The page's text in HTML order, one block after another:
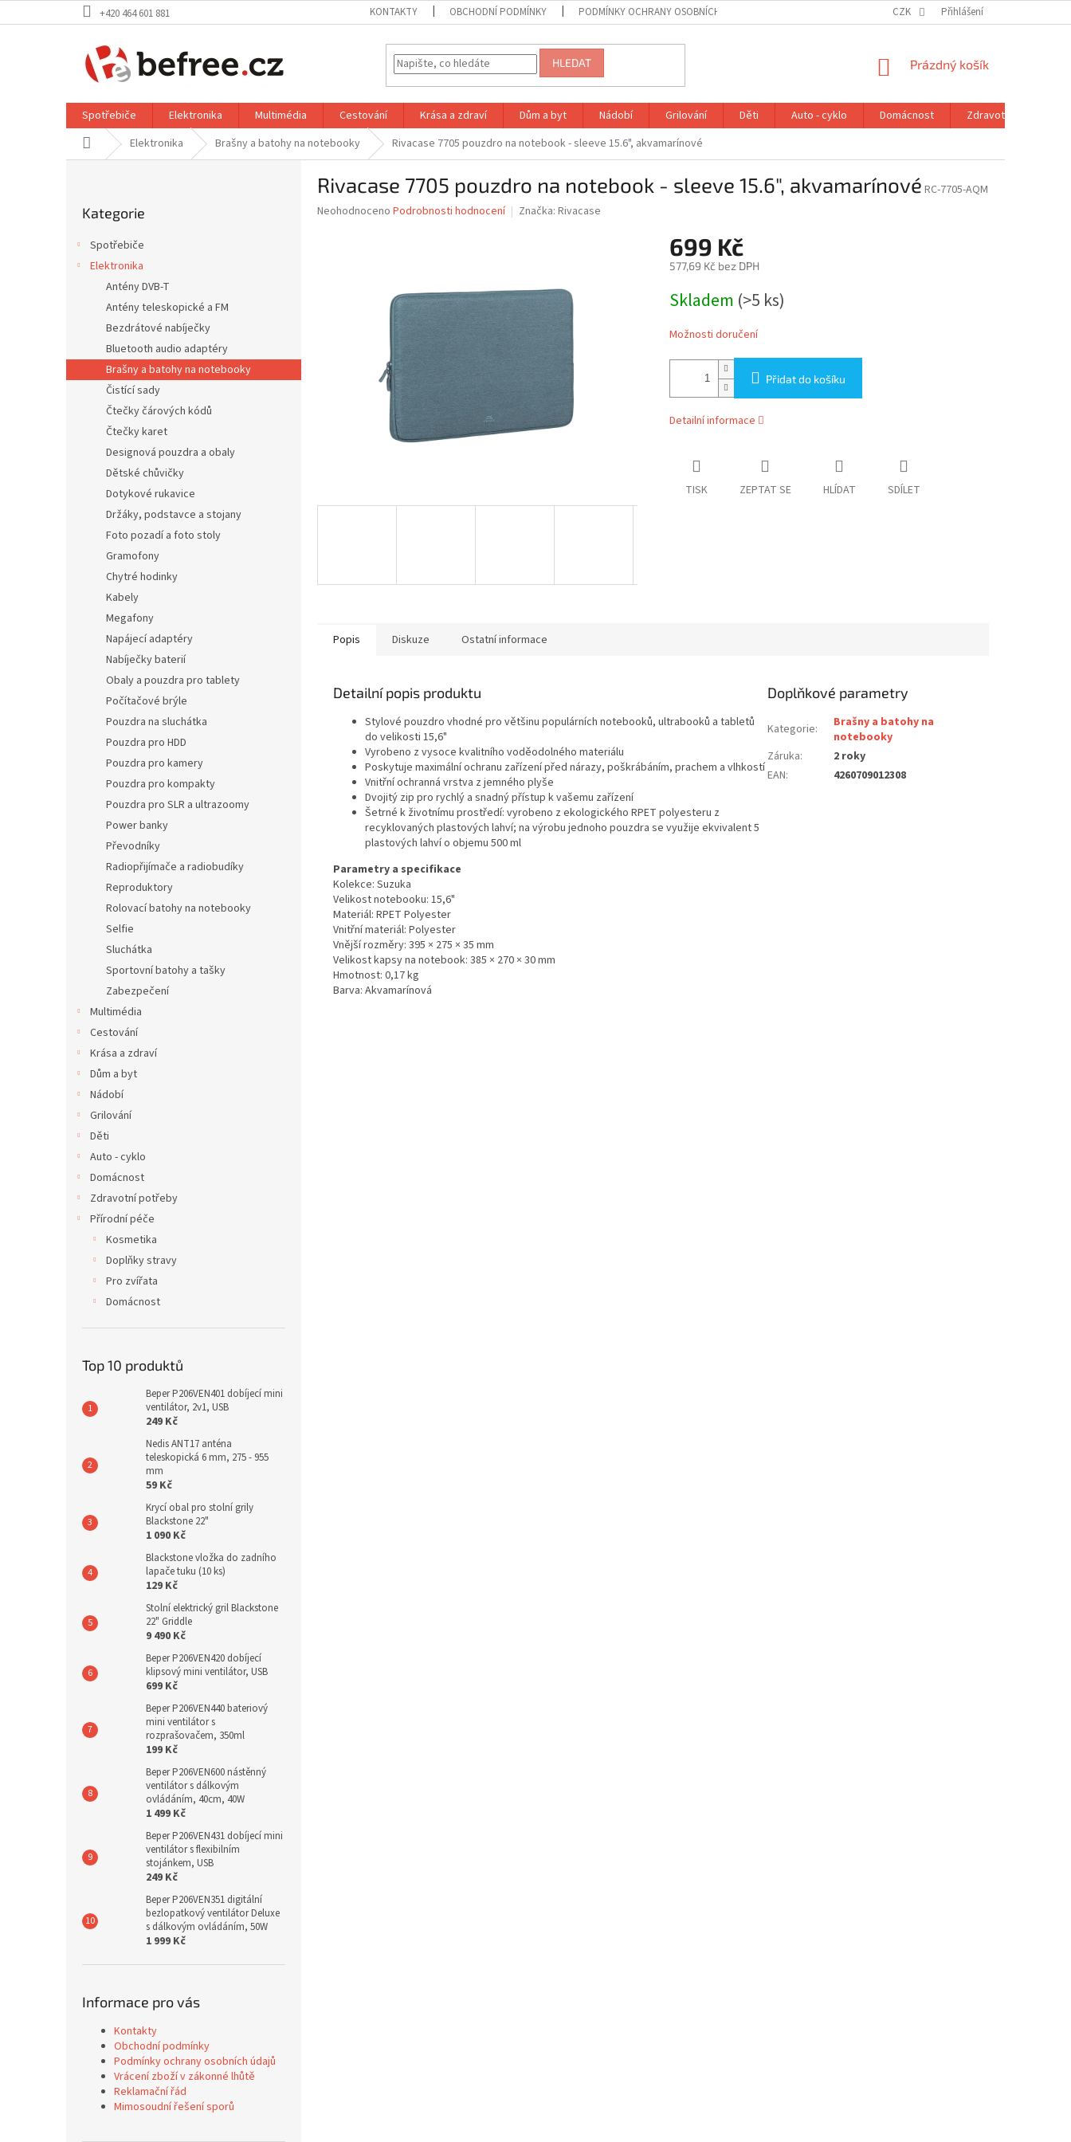
na
+420 464 601 881 KONTAKTY OBCHODNÍ PODMÍNKY PODMÍNKY OCHRANY OSOBNÍCH ÚDAJŮ VRÁCENÍ ZBOŽÍ V ZÁKONNÉ LHŮTĚ REKLAMAČNÍ ŘÁD
CZK Přihlášení
HLEDAT
NÁKUPNÍ
Prázdný košík
Spotřebiče Elektronika Multimédia Cestování Krása a zdraví Dům a byt Nádobí Grilování Děti Auto - cyklo Domácnost
Zdravotní potřeby
Domů Elektronika Brašny a batohy na notebooky Rivacase 7705 pouzdro na notebook - sleeve 15.6", akvamarínové
n
e
kategorie
Kategorie
Spotřebiče
Elektronika
Antény DVB-T
Antény teleskopické a FM
Bezdrátové nabíječky
Bluetooth audio adaptéry
Brašny a batohy na notebooky
Čistící sady
Čtečky čárových kódů
Čtečky karet
Designová pouzdra a obaly
Dětské chůvičky
Dotykové rukavice
Držáky, podstavce a stojany
Foto pozadí a foto stoly
Gramofony
Chytré hodinky
Kabely
Megafony
Napájecí adaptéry
Nabíječky baterií
Obaly a pouzdra pro tablety
Počítačové brýle
Pouzdra na sluchátka
Pouzdra pro HDD
Pouzdra pro kamery
Pouzdra pro kompakty
Pouzdra pro SLR a ultrazoomy
Power banky
Převodníky
Radiopřijímače a radiobudíky
Reproduktory
Rolovací batohy na notebooky
Selfie
Sluchátka
Sportovní batohy a tašky
Zabezpečení
Multimédia
Cestování
Krása a zdraví
Dům a byt
Nádobí
Grilování
Děti
Auto - cyklo
Domácnost
Zdravotní potřeby
Přírodní péče
Kosmetika
Doplňky stravy
Pro zvířata
Domácnost
Top 10 produktů
Beper P206VEN401 dobíjecí mini
ventilátor, 2v1, USB
249 Kč
Nedis ANT17 anténa
teleskopická 6 mm, 275 - 955
mm
59 Kč
Krycí obal pro stolní grily
Blackstone 22"
1 090 Kč
Blackstone vložka do zadního
lapače tuku (10 ks)
129 Kč
Stolní elektrický gril Blackstone
22" Griddle
9 490 Kč
Beper P206VEN420 dobíjecí
klipsový mini ventilátor, USB
699 Kč
Beper P206VEN440 bateriový
mini ventilátor s
rozprašovačem, 350ml
199 Kč
Beper P206VEN600 nástěnný
ventilátor s dálkovým
ovládáním, 40cm, 40W
1 499 Kč
Beper P206VEN431 dobíjecí mini
ventilátor s flexibilním
stojánkem, USB
249 Kč
Beper P206VEN351 digitální
bezlopatkový ventilátor Deluxe
s dálkovým ovládáním, 50W
1 999 Kč
Informace pro vás
Kontakty
Obchodní podmínky
Podmínky ochrany osobních údajů
Vrácení zboží v zákonné lhůtě
Reklamační řád
Mimosoudní řešení sporů
Rivacase 7705 pouzdro na notebook - sleeve 15.6", akvamarínové RC-7705-AQM
Průměrné
Neohodnoceno Podrobnosti hodnocení Značka: Rivacase
699 Kč
577,69 Kč bez DPH
cena:
Skladem (>5 ks)
Možnosti doručení
Přidat do košíku
Detailní informace
TISK ZEPTAT SE HLÍDAT SDÍLET
Popis Diskuze Ostatní informace
Detailní popis produktu
Stylové pouzdro vhodné pro většinu populárních notebooků, ultrabooků a tabletů
do velikosti 15,6"
Vyrobeno z vysoce kvalitního voděodolného materiálu
Poskytuje maximální ochranu zařízení před nárazy, poškrábáním, prachem a vlhkostí
Vnitřní ochranná vrstva z jemného plyše
Dvojitý zip pro rychlý a snadný přístup k vašemu zařízení
Šetrné k životnímu prostředí: vyrobeno z ekologického RPET polyesteru z
recyklovaných plastových lahví; na výrobu jednoho pouzdra se využije ekvivalent 5
plastových lahví o objemu 500 ml
Parametry a specifikace
Kolekce: Suzuka
Velikost notebooku: 15,6"
Materiál: RPET Polyester
Vnitřní materiál: Polyester
Vnější rozměry: 395 × 275 × 35 mm
Velikost kapsy na notebook: 385 × 270 × 30 mm
Hmotnost: 0,17 kg
Barva: Akvamarínová
Doplňkové parametry
Kategorie:
Brašny a batohy na
notebooky
Záruka:
2 roky
EAN: 4260709012308